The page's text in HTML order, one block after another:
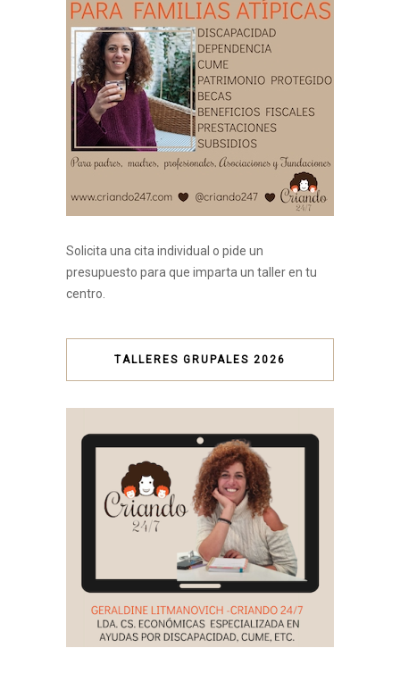
Solicita una cita individual o pide un
presupuesto para que imparta un taller en tu
centro.
TALLERES GRUPALES 2026